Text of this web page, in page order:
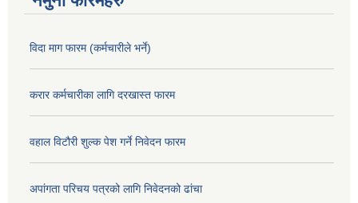
विदा माग फारम (कर्मचारीले भर्ने)
करार कर्मचारीका लागि दरखास्त फारम
वहाल विटौरी शुल्क पेश गर्ने निवेदन फारम
अपांगता परिचय पत्रको लागि निवेदनको ढांचा